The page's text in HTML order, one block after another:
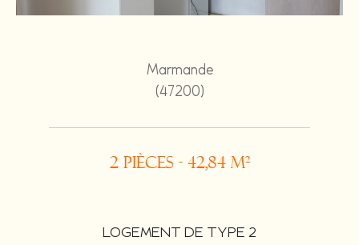
Marmande
(47200)
2 pièces - 42,84 m²
LOGEMENT DE TYPE 2